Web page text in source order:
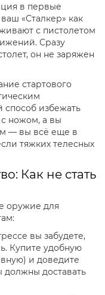
в первые
«Сталкер» как
с пистолетом
Сразу
он не заряжен
стартового
способ избежать
ножом, а вы
— вы всё еще в
тяжких телесных
Как не стать
оружие для
вы забудете,
Купите удобную
и доведите
доставать